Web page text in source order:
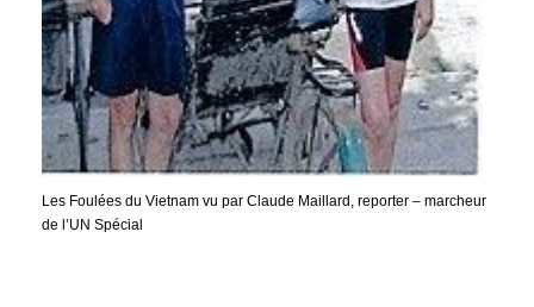
Les Foulées du Vietnam vu par Claude Maillard, reporter – marcheur
de l’UN Spécial